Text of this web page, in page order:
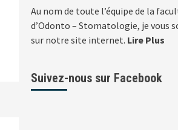
Au nom de toute l’équipe de la
d’Odonto – Stomatologie, je vous
sur notre site internet. Lire Plus
Suivez-nous sur Facebook